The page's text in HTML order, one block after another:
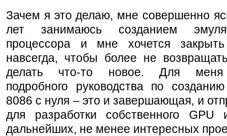
Зачем я это делаю, мне совершенно
лет занимаюсь созданием
процессора и мне хочется
навсегда, чтобы более не
делать что-то новое. Для меня
подробного руководства по
8086 с нуля – это и завершающая, и
для разработки собственного GPU
дальнейших, не менее интересных